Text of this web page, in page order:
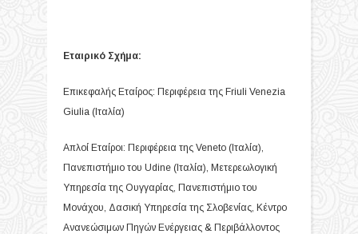
Εταιρικό Σχήμα:
Επικεφαλής Εταίρος: Περιφέρεια της Friuli Venezia
Giulia (Ιταλία)
Απλοί Εταίροι: Περιφέρεια της Veneto (Ιταλία),
Πανεπιστήμιο του Udine (Ιταλία), Μετερεωλογική
Υπηρεσία της Ουγγαρίας, Πανεπιστήμιο του
Μονάχου, Δασική Υπηρεσία της Σλοβενίας, Κέντρο
Ανανεώσιμων Πηγών Ενέργειας & Περιβάλλοντος